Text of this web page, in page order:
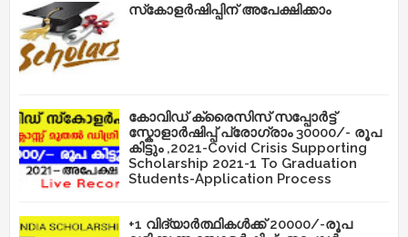
സ്‌കോളർഷിപ്പിന് അപേക്ഷിക്കാം
കോവിഡ് ക്രൈസിസ് സപ്പോർട്ട്
സ്കോളാർഷിപ്പ് പ്രോഗ്രാം 30000/- രൂപ
കിട്ടും ,2021-Covid Crisis Supporting
Scholarship 2021-1 To Graduation
Students-Application Process
+1 വിദ്യാർത്ഥികൾക്ക് 20000/-രൂപ